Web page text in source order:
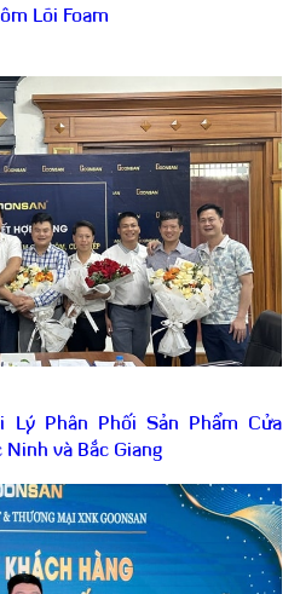
Lõi Foam
Phân Phối Sản Phẩm Cửa
Ninh và Bắc Giang